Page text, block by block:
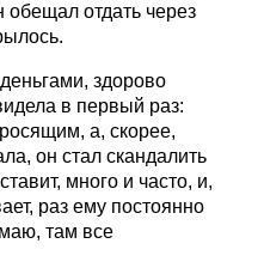
обещал отдать через
здорово
в первый раз:
а, скорее,
он стал скандалить
много и часто, и,
раз ему постоянно
там все